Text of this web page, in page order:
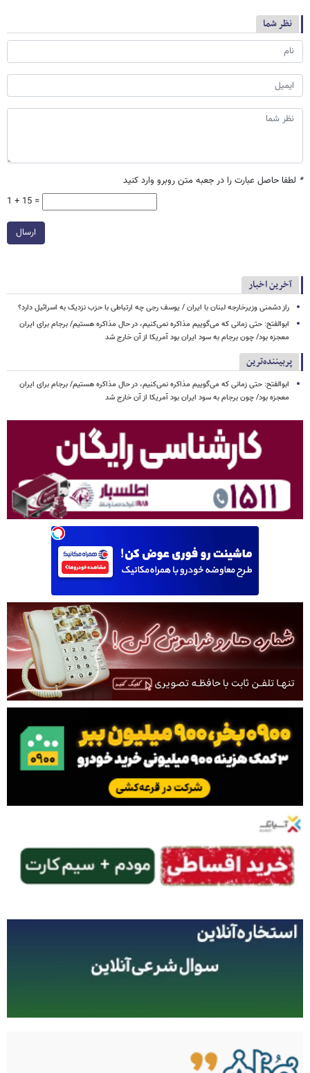
نظر شما
* لطفا حاصل عبارت را در جعبه متن روبرو وارد کنید
1 + 15 =
ارسال
آخرین اخبار
راز دشمنی وزیرخارجه لبنان با ایران / یوسف رجی چه ارتباطی با حزب نزدیک به اسرائیل دارد؟
ابوالفتح: حتی زمانی که می‌گوییم مذاکره نمی‌کنیم، در حال مذاکره هستیم/ برجام برای ایران
معجزه بود/ چون برجام به سود ایران بود آمریکا از آن خارج شد
پربیننده‌ترین
ابوالفتح: حتی زمانی که می‌گوییم مذاکره نمی‌کنیم، در حال مذاکره هستیم/ برجام برای ایران
معجزه بود/ چون برجام به سود ایران بود آمریکا از آن خارج شد